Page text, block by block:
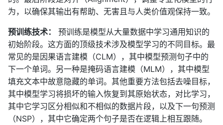
为，以确保其输出有帮助、无害且与人类价值观保持一致。
预训练技术：
预训练是模型从大量数据中学习通用知识的
初始阶段。这方面的顶级技术涉及模型学习的不同目标。最
常见的是因果语言建模（CLM），其中模型预测句子中的
下一个单词。另一种是掩码语言建模（MLM），其中模型
填充文本中故意隐藏的单词。其他重要方法包括去噪目标，
其中模型学习将损坏的输入恢复到其原始状态，对比学习，
其中它学习区分相似和不相似的数据片段，以及下一句预测
（NSP），其中它确定两个句子是否在逻辑上相互跟随。